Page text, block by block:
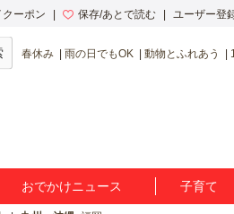
クーポン 保存/あとで読む ユーザー登
春休み 雨の日でもOK 動物とふれあう
おでかけニュース 子育て